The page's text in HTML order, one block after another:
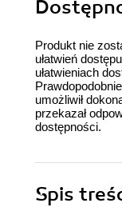
Produkt nie
ułatwień
ułatwieniach
umożliwił
przekazał
dostępności.
Spis